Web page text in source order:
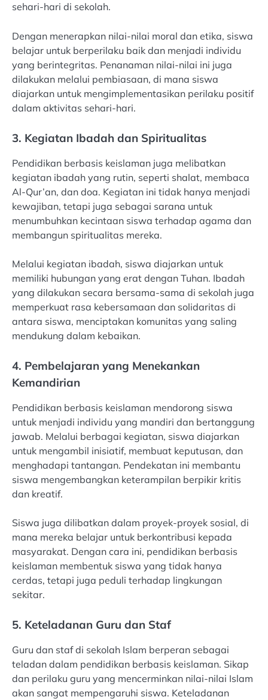
sehari-hari di sekolah.
Dengan menerapkan nilai-nilai moral dan etika, siswa
belajar untuk berperilaku baik dan menjadi individu
yang berintegritas. Penanaman nilai-nilai ini juga
dilakukan melalui pembiasaan, di mana siswa
diajarkan untuk mengimplementasikan perilaku positif
dalam aktivitas sehari-hari.
3. Kegiatan Ibadah dan Spiritualitas
Pendidikan berbasis keislaman juga melibatkan
kegiatan ibadah yang rutin, seperti shalat, membaca
Al-Qur’an, dan doa. Kegiatan ini tidak hanya menjadi
kewajiban, tetapi juga sebagai sarana untuk
menumbuhkan kecintaan siswa terhadap agama dan
membangun spiritualitas mereka.
Melalui kegiatan ibadah, siswa diajarkan untuk
memiliki hubungan yang erat dengan Tuhan. Ibadah
yang dilakukan secara bersama-sama di sekolah juga
memperkuat rasa kebersamaan dan solidaritas di
antara siswa, menciptakan komunitas yang saling
mendukung dalam kebaikan.
4. Pembelajaran yang Menekankan
Kemandirian
Pendidikan berbasis keislaman mendorong siswa
untuk menjadi individu yang mandiri dan bertanggung
jawab. Melalui berbagai kegiatan, siswa diajarkan
untuk mengambil inisiatif, membuat keputusan, dan
menghadapi tantangan. Pendekatan ini membantu
siswa mengembangkan keterampilan berpikir kritis
dan kreatif.
Siswa juga dilibatkan dalam proyek-proyek sosial, di
mana mereka belajar untuk berkontribusi kepada
masyarakat. Dengan cara ini, pendidikan berbasis
keislaman membentuk siswa yang tidak hanya
cerdas, tetapi juga peduli terhadap lingkungan
sekitar.
5. Keteladanan Guru dan Staf
Guru dan staf di sekolah Islam berperan sebagai
teladan dalam pendidikan berbasis keislaman. Sikap
dan perilaku guru yang mencerminkan nilai-nilai Islam
akan sangat mempengaruhi siswa. Keteladanan